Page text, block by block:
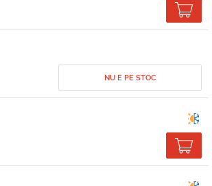
NU E PE STOC